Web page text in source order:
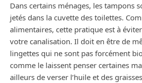
Dans certains ménages, les tampons
jetés dans la cuvette des toilettes.
alimentaires, cette pratique est à
votre canalisation. Il doit en être de
lingettes qui ne sont pas forcément
comme le laissent penser certaines
ailleurs de verser l’huile et des